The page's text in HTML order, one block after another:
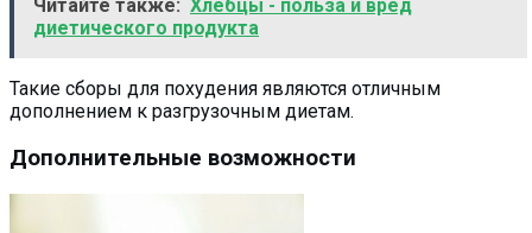
Читайте также: Хлебцы - польза и вред
диетического продукта
Такие сборы для похудения являются отличным
дополнением к разгрузочным диетам.
Дополнительные возможности